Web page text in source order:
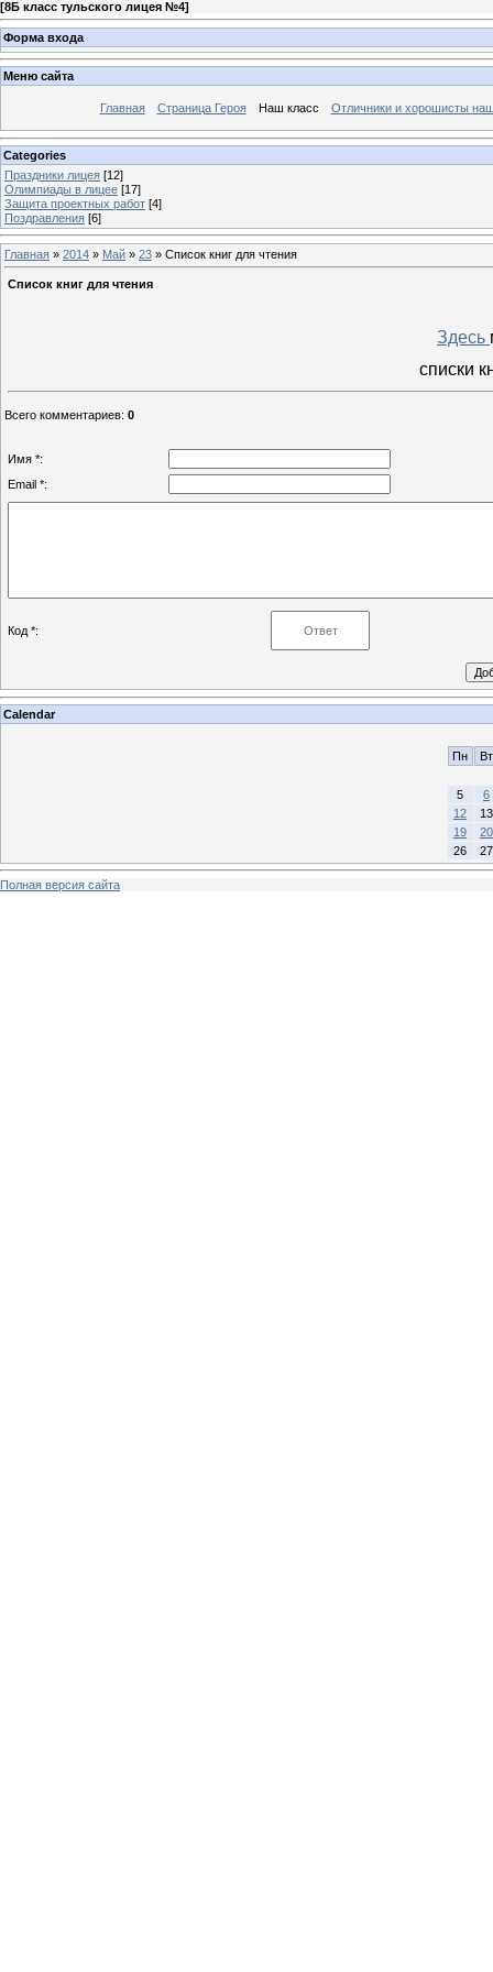
[8Б класс тульского лицея №4]
Форма входа
Меню сайта
Главная Страница Героя Наш класс Отличники и хорошисты
Categories
Праздники лицея [12]
Олимпиады в лицее [17]
Защита проектных работ [4]
Поздравления [6]
Главная » 2014 » Май » 23 » Список книг для чтения
Список книг для чтения
Здесь
списки
Всего комментариев: 0
Имя *:
Email *:
Код *:
Calendar
Пн Вт
5
6
12
13
19
20
26
27
Полная версия сайта